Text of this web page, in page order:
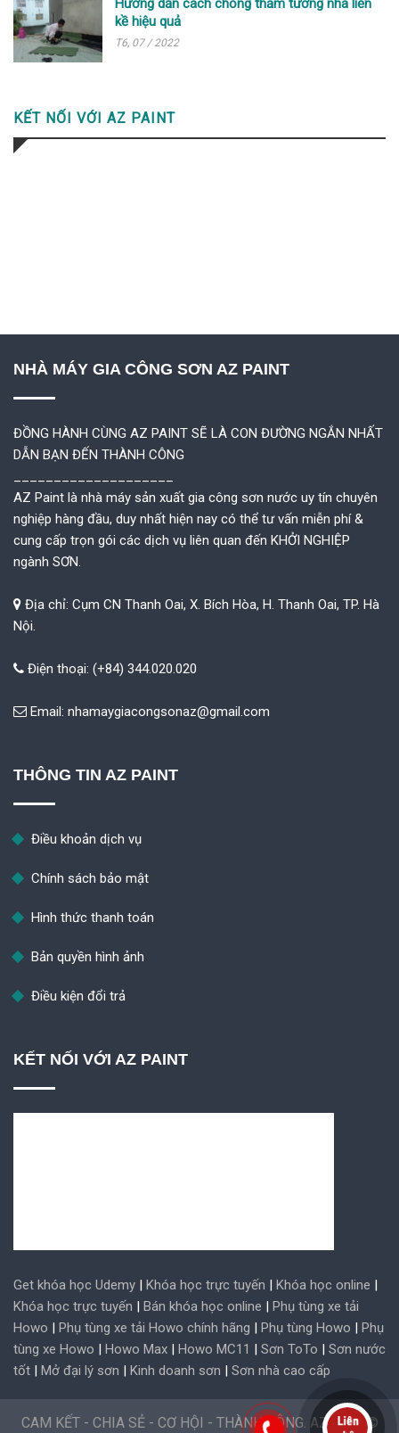
Hướng dẫn cách chống thấm tường nhà liền
kề hiệu quả
T6, 07 / 2022
KẾT NỐI VỚI AZ PAINT
NHÀ MÁY GIA CÔNG SƠN AZ PAINT
ĐỒNG HÀNH CÙNG AZ PAINT SẼ LÀ CON ĐƯỜNG NGẮN NHẤT
DẪN BẠN ĐẾN THÀNH CÔNG
AZ Paint là nhà máy sản xuất gia công sơn nước uy tín chuyên
nghiệp hàng đầu, duy nhất hiện nay có thể tư vấn miễn phí &
cung cấp trọn gói các dịch vụ liên quan đến KHỞI NGHIỆP
ngành SƠN.
Địa chỉ: Cụm CN Thanh Oai, X. Bích Hòa, H. Thanh Oai, TP. Hà
Nội.
Điện thoại: (+84) 344.020.020
Email: nhamaygiacongsonaz@gmail.com
THÔNG TIN AZ PAINT
Điều khoản dịch vụ
Chính sách bảo mật
Hình thức thanh toán
Bản quyền hình ảnh
Điều kiện đổi trả
KẾT NỐI VỚI AZ PAINT
Get khóa học Udemy | Khóa học trực tuyến | Khóa học online |
Khóa học trực tuyến | Bán khóa học online | Phụ tùng xe tải
Howo | Phụ tùng xe tải Howo chính hãng | Phụ tùng Howo | Phụ
tùng xe Howo | Howo Max | Howo MC11 | Sơn ToTo | Sơn nước
tốt | Mở đại lý sơn | Kinh doanh sơn | Sơn nhà cao cấp
CAM KẾT - CHIA SẺ - CƠ HỘI - THÀNH CÔNG. AZ Paint ©